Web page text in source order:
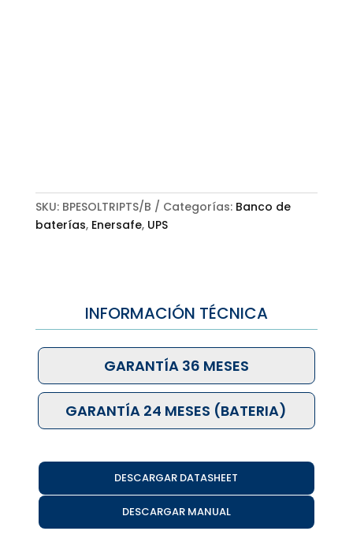
SKU: BPESOLTRIPTS/B Categorías: Banco de
baterías, Enersafe, UPS
INFORMACIÓN TÉCNICA
GARANTÍA 36 MESES
GARANTÍA 24 MESES (BATERIA)
DESCARGAR DATASHEET
DESCARGAR MANUAL